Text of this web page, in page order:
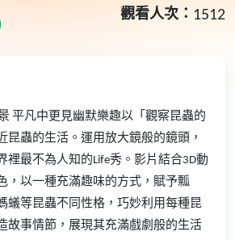
觀看人次： 1512
平凡中更見幽默樂趣以「觀察昆蟲的
昆蟲的生活。運用放大鏡般的鏡頭，
裡最不為人知的Life秀。影片結合3D動
，以一種充滿趣味的方式，賦予瓢
蟻等昆蟲不同性格，巧妙利用每種昆
故事情節，展現其充滿戲劇般的生活